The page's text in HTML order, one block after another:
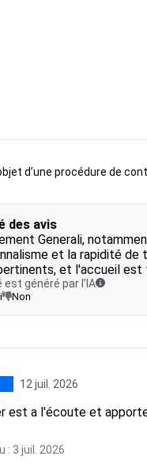
d’une procédure de
des avis
Generali,
et la rapidité
et l'accueil est
est généré par l’IA
Non
12 juil. 2026
est a l'écoute et
: 3 juil. 2026